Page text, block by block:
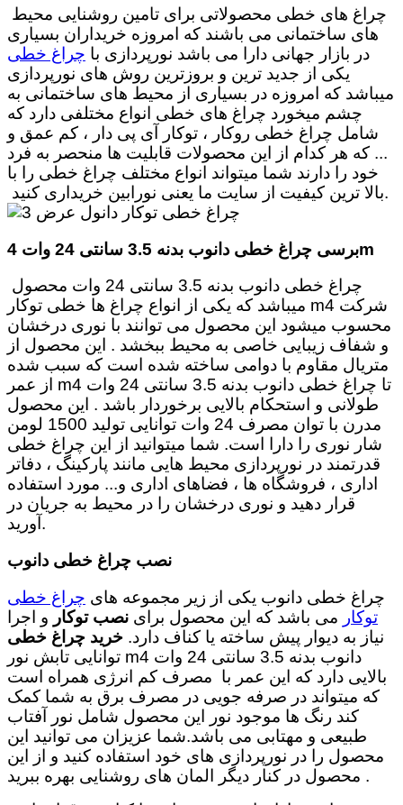
چراغ های خطی محصولاتی برای تامین روشنایی محیط
های ساختمانی می باشند که امروزه خریداران بسیاری
در بازار جهانی دارا می باشد نورپردازی با چراغ خطی
یکی از جدید ترین و بروزترین روش های نورپردازی
میباشد که امروزه در بسیاری از محیط های ساختمانی به
چشم میخورد چراغ های خطی انواع مختلفی دارد که
شامل چراغ خطی روکار ، توکار آی پی دار ، کم عمق و
... که هر کدام از این محصولات قابلیت ها منحصر به فرد
خود را دارند شما میتواند انواع مختلف چراغ خطی را با
بالا ترین کیفیت از سایت ما یعنی نورابین خریداری کنید.
برسی چراغ خطی دانوب بدنه 3.5 سانتی 24 وات 4
m
چراغ خطی دانوب بدنه 3.5 سانتی 24 وات محصول
شرکت 4
m میباشد که یکی از انواع چراغ ها خطی توکار
محسوب میشود این محصول می توانند با نوری درخشان
و شفاف زیبایی خاصی به محیط ببخشد . این محصول از
متریال مقاوم با دوامی ساخته شده است که سبب شده
تا چراغ خطی دانوب بدنه 3.5 سانتی 24 وات 4
m از عمر
طولانی و استحکام بالایی برخوردار باشد . این محصول
مدرن با توان مصرف 24 وات توانایی تولید 1500 لومن
شار نوری را دارا است. شما میتوانید از این چراغ خطی
قدرتمند در نورپردازی محیط هایی مانند پارکینگ ، دفاتر
اداری ، فروشگاه ها ، فضاهای اداری و... مورد استفاده
قرار دهید و نوری درخشان را در محیط به جریان در
آورید.
نصب چراغ خطی دانوب
چراغ خطی دانوب یکی از زیر مجموعه های چراغ خطی
توکار می باشد که این محصول برای نصب توکار و اجرا
نیاز به دیوار پیش ساخته یا کناف دارد. خرید چراغ خطی
دانوب بدنه 3.5 سانتی 24 وات 4
m توانایی تابش نور
بالایی دارد که این عمر با مصرف کم انرژی همراه است
که میتواند در صرفه جویی در مصرف برق به شما کمک
کند رنگ ها موجود نور این محصول شامل نور آفتاب
طبیعی و مهتابی می باشد.شما عزیزان می توانید این
محصول را در نورپردازی های خود استفاده کنید و از این
محصول در کنار دیگر المان های روشنایی بهره ببرید .